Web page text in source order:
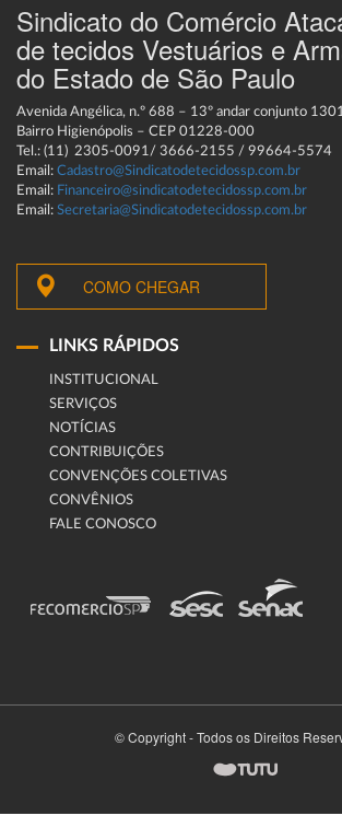
Sindicato do Comércio
de tecidos Vestuários e
do Estado de São Paulo
Avenida Angélica, n.º 688 – 13º andar conjunto
Bairro Higienópolis – CEP 01228-000
Tel.: (11) 2305-0091/ 3666-2155 / 99664-5574
Email: Cadastro@Sindicatodetecidossp.com.br
Email: Financeiro@sindicatodetecidossp.com.br
Email: Secretaria@Sindicatodetecidossp.com.br
COMO CHEGAR
LINKS RÁPIDOS
INSTITUCIONAL
SERVIÇOS
NOTÍCIAS
CONTRIBUIÇÕES
CONVENÇÕES COLETIVAS
CONVÊNIOS
FALE CONOSCO
© Copyright - Todos os Direitos